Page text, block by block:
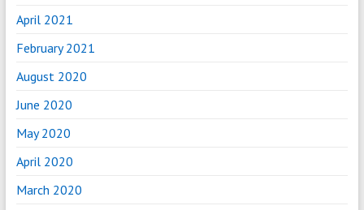
April 2021
February 2021
August 2020
June 2020
May 2020
April 2020
March 2020